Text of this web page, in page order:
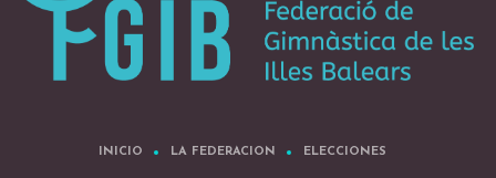
INICIO LA FEDERACION ELECCIONES